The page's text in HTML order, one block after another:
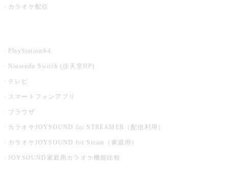
カラオケ配信
PlayStation®4
Nintendo Switch (任天堂HP)
テレビ
スマートフォンアプリ
ブラウザ
カラオケJOYSOUND for STREAMER（配信利用）
カラオケJOYSOUND for Steam（家庭用）
JOYSOUND家庭用カラオケ機能比較